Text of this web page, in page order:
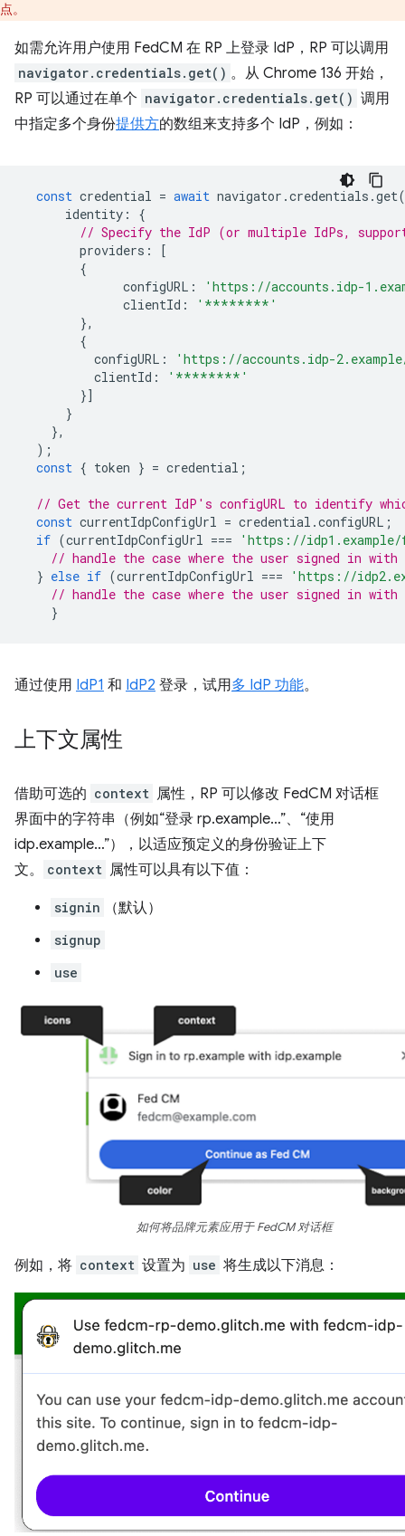
点。
如需允许用户使用 FedCM 在 RP 上登录 IdP，RP 可以调用
navigator.credentials.get() 。从 Chrome 136 开始，
RP 可以通过在单个 navigator.credentials.get() 调用
中指定多个身份提供方的数组来支持多个 IdP，例如：
const credential = await navigator .credentials .get
identity :
{
// Specify the IdP (or multiple IdPs,
providers :
[
{
configURL :
'https://accounts.idp-
clientId :
'********'
},
{
configURL :
'https://accounts.idp-
clientId :
'********'
}]
}
},
);
const { token } = credential ;
// Get the current IdP's configURL to identify
const currentIdpConfigUrl = credential .configURL ;
if (currentIdpConfigUrl ===
'https://
// handle the case where the user signed in with
} else if (currentIdpConfigUrl ===
'https://
// handle the case where the user signed in with
}
通过使用 IdP1 和 IdP2 登录，试用多 IdP 功能。
上下文属性
借助可选的 context 属性，RP 可以修改 FedCM 对话框
界面中的字符串（例如“登录 rp.example…”、“使用
idp.example…”），以适应预定义的身份验证上下
文。
context 属性可以具有以下值：
signin （默认）
signup
use
如何将品牌元素应用于 FedCM 对话框
例如，将 context 设置为 use 将生成以下消息：